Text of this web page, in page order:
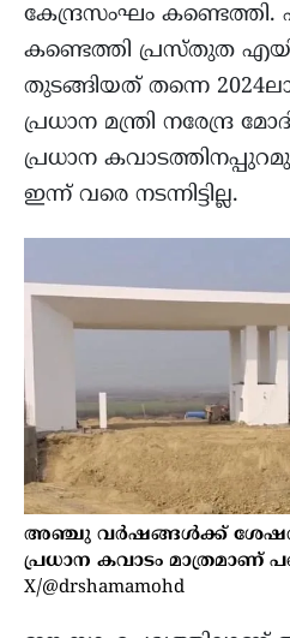
കേന്ദ്രസംഘം കണ്ടെത്തി.
കണ്ടെത്തി പ്രസ്തുത
തുടങ്ങിയത് തന്നെ
പ്രധാന മന്ത്രി നരേന്ദ്ര
പ്രധാന
ഇന്ന് വരെ നടന്നിട്ടില്ല.
അഞ്ചു വർഷങ്ങൾക്ക്
പ്രധാന കവാടം മാത്രമാണ്
X/@drshamamohd